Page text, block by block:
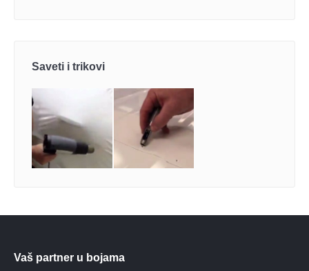
Saveti i trikovi
Vaš partner u bojama